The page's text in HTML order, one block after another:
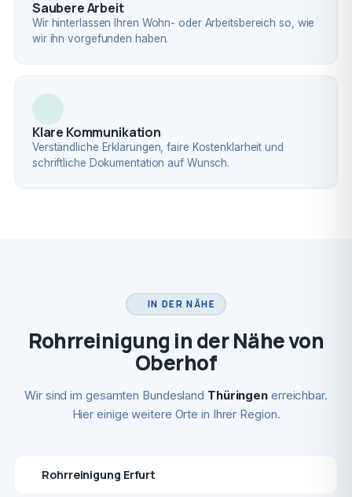
Saubere Arbeit
Wir hinterlassen Ihren Wohn- oder Arbeitsbereich so, wie
wir ihn vorgefunden haben.
Klare Kommunikation
Verständliche Erklärungen, faire Kostenklarheit und
schriftliche Dokumentation auf Wunsch.
IN DER NÄHE
Rohrreinigung in der Nähe von
Oberhof
Wir sind im gesamten Bundesland Thüringen erreichbar.
Hier einige weitere Orte in Ihrer Region.
Rohrreinigung Erfurt